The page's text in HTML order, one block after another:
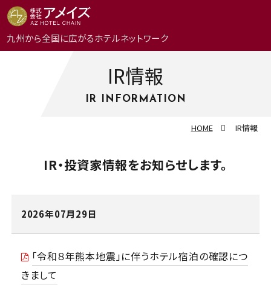
九州から全国に広がるホテルネットワーク
TOP
事業内容
アクセス
IR情報
IR INFORMATION
HOME IR情報
IR・投資家情報をお知らせします。
2026年07月29日
「令和８年熊本地震」に伴うホテル宿泊の確認につ
きまして